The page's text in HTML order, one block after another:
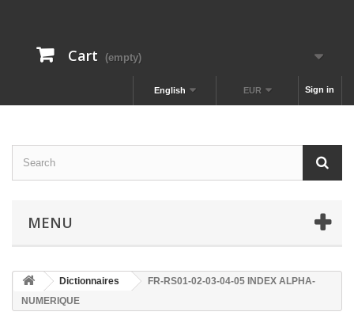
Cart (empty)
Sign in
EUR
English
MENU
Dictionnaires
FR-RS01-02-03-04-05 INDEX ALPHA-
NUMERIQUE